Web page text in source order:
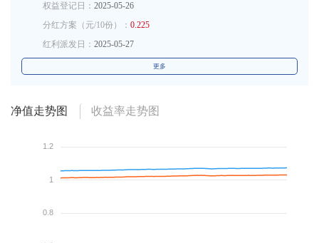
权益登记日： 2025-05-26
分红方案（元/10份）： 0.225
红利派发日： 2025-05-27
更多
净值走势图 收益率走势图